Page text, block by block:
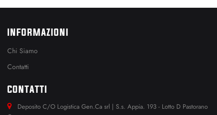
INFORMAZIONI
Chi Siamo
Contatti
CONTATTI
Deposito C/O Logistica Gen.Ca srl | S.s. Appia. 193 - Lotto D Pastorano